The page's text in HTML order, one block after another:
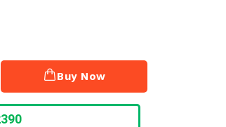
Buy Now